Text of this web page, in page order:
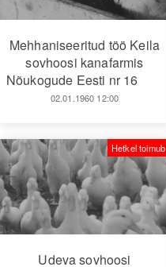
Mehhaniseeritud töö Keila
sovhoosi kanafarmis
Nõukogude Eesti nr 16
02.01.1960 12:00
Udeva sovhoosi
Hetkel toimub